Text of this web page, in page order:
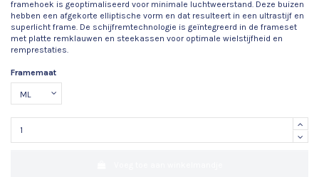
framehoek is geoptimaliseerd voor minimale luchtweerstand. Deze buizen
hebben een afgekorte elliptische vorm en dat resulteert in een ultrastijf en
superlicht frame. De schijfremtechnologie is geïntegreerd in de frameset
met platte remklauwen en steekassen voor optimale wielstijfheid en
remprestaties.
Framemaat